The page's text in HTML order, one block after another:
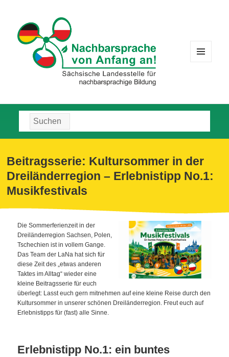
Suche
nach:
Beitragsserie: Kultursommer in der
Dreiländerregion – Erlebnistipp No.1:
Musikfestivals
Die Sommerferienzeit in der
Dreiländerregion Sachsen, Polen,
Tschechien ist in vollem Gange.
Das Team der LaNa hat sich für
diese Zeit des „etwas anderen
Taktes im Alltag“ wieder eine
kleine Beitragsserie für euch
überlegt: Lasst euch gern mitnehmen auf eine kleine Reise durch den
Kultursommer in unserer schönen Dreiländerregion. Freut euch auf
Erlebnistipps für (fast) alle Sinne.
Erlebnistipp No.1: ein buntes